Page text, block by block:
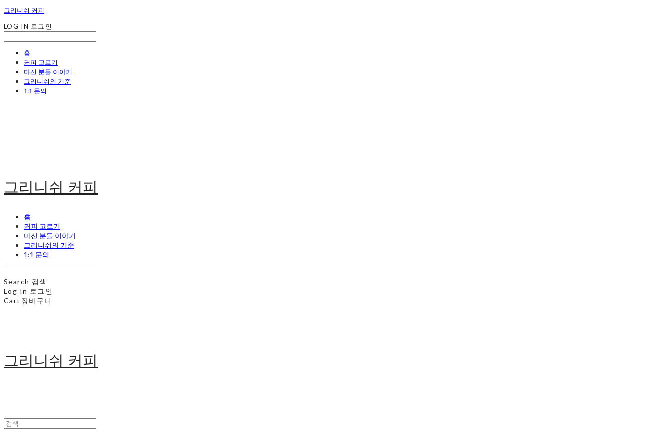
그리니쉬 커피
LOG IN 로그인
홈
커피 고르기
마신 분들 이야기
그리니쉬의 기준
1:1 문의
그리니쉬 커피
홈
커피 고르기
마신 분들 이야기
그리니쉬의 기준
1:1 문의
Search 검색
Log In 로그인
Cart 장바구니
그리니쉬 커피